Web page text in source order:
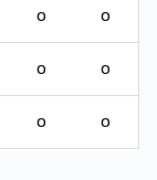
0 0
0 0
0 0